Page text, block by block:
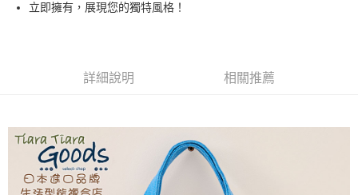
AFTEE先享後付是「在收到商品之後才付款」的支付方式。 讓您購物簡單
３．安心：先確認商品／服務後，再付款。
【「AFTEE先享後付」結帳流程】
１．於結帳方式選擇「AFTEE先享後付」後，將跳轉至「AFTEE先享後付」
結帳頁面，進行簡訊認證並確認金額後，即可完成結帳。
全家取貨付款
每筆NT$60，滿NT$1,800(含以上)免運費
付款後全家取貨
立即擁有，展現您的獨特風格！
詳細說明 相關推薦